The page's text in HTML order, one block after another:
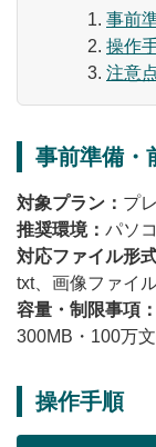
事前
操作
注意
事前準備・
対象プラン： プ
推奨環境： パソ
対応ファイル形式
txt、画像ファイ
容量・制限事項：
300MB・100万
操作手順